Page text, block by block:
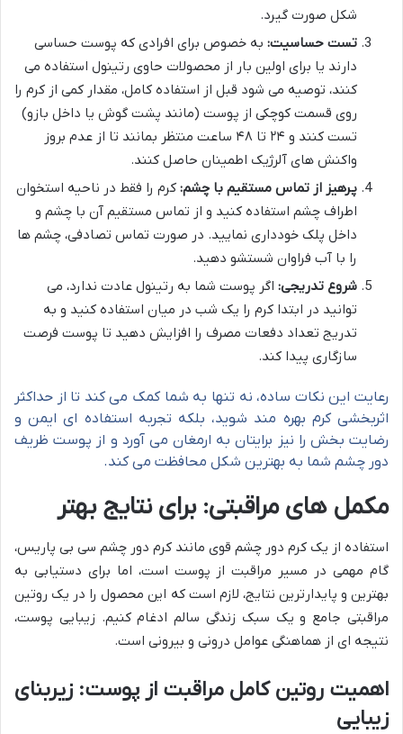
شکل صورت گیرد.
تست حساسیت: به خصوص برای افرادی که پوست حساسی
دارند یا برای اولین بار از محصولات حاوی رتینول استفاده می
کنند، توصیه می شود قبل از استفاده کامل، مقدار کمی از کرم را
روی قسمت کوچکی از پوست (مانند پشت گوش یا داخل بازو)
تست کنند و ۲۴ تا ۴۸ ساعت منتظر بمانند تا از عدم بروز
واکنش های آلرژیک اطمینان حاصل کنند.
پرهیز از تماس مستقیم با چشم: کرم را فقط در ناحیه استخوان
اطراف چشم استفاده کنید و از تماس مستقیم آن با چشم و
داخل پلک خودداری نمایید. در صورت تماس تصادفی، چشم ها
را با آب فراوان شستشو دهید.
شروع تدریجی: اگر پوست شما به رتینول عادت ندارد، می
توانید در ابتدا کرم را یک شب در میان استفاده کنید و به
تدریج تعداد دفعات مصرف را افزایش دهید تا پوست فرصت
سازگاری پیدا کند.
رعایت این نکات ساده، نه تنها به شما کمک می کند تا از حداکثر
اثربخشی کرم بهره مند شوید، بلکه تجربه استفاده ای ایمن و
رضایت بخش را نیز برایتان به ارمغان می آورد و از پوست ظریف
دور چشم شما به بهترین شکل محافظت می کند.
مکمل های مراقبتی: برای نتایج بهتر
استفاده از یک کرم دور چشم قوی مانند کرم دور چشم سی بی پاریس،
گام مهمی در مسیر مراقبت از پوست است، اما برای دستیابی به
بهترین و پایدارترین نتایج، لازم است که این محصول را در یک روتین
مراقبتی جامع و یک سبک زندگی سالم ادغام کنیم. زیبایی پوست،
نتیجه ای از هماهنگی عوامل درونی و بیرونی است.
اهمیت روتین کامل مراقبت از پوست: زیربنای
زیبایی